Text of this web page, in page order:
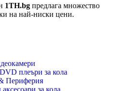
1TH.bg предлага множество
на най-ниски цени.
плеъри за кола
Периферия
за кола